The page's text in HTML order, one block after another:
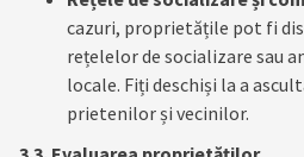
cazuri, proprietățile pot fi
rețelelor de socializare sau
locale. Fiți deschiși la a
prietenilor și vecinilor.